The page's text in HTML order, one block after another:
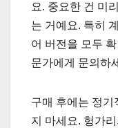
요. 중요한 건 미
는 거예요. 특히
어 버전을 모두
문가에게 문의하
구매 후에는 정기
지 마세요. 헝가